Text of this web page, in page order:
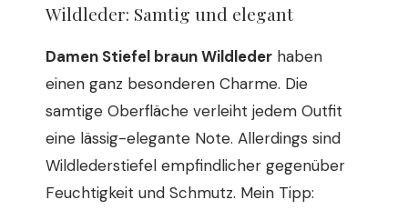
Wildleder: Samtig und elegant
Damen Stiefel braun Wildleder haben
einen ganz besonderen Charme. Die
samtige Oberfläche verleiht jedem Outfit
eine lässig-elegante Note. Allerdings sind
Wildlederstiefel empfindlicher gegenüber
Feuchtigkeit und Schmutz. Mein Tipp: